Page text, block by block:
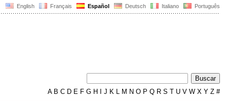
English Français Español Deutsch Italiano Português
AB C D E F G H J K L M N O P Q R S T U V W X Y Z #